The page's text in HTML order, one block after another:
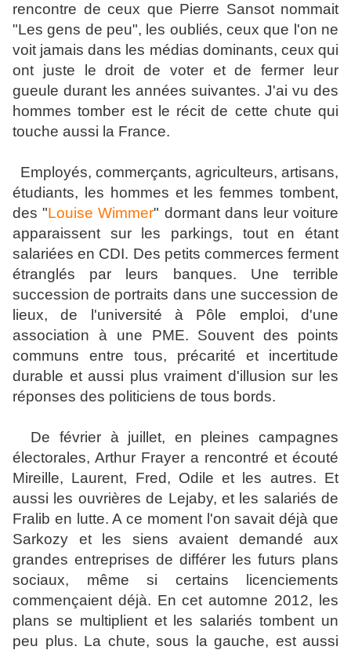
rencontre de ceux que Pierre Sansot nommait
"Les gens de peu", les oubliés, ceux que l'on ne
voit jamais dans les médias dominants, ceux qui
ont juste le droit de voter et de fermer leur
gueule durant les années suivantes. J'ai vu des
hommes tomber est le récit de cette chute qui
touche aussi la France.
Employés, commerçants, agriculteurs, artisans,
étudiants, les hommes et les femmes tombent,
des "Louise Wimmer" dormant dans leur voiture
apparaissent sur les parkings, tout en étant
salariées en CDI. Des petits commerces ferment
étranglés par leurs banques. Une terrible
succession de portraits dans une succession de
lieux, de l'université à Pôle emploi, d'une
association à une PME. Souvent des points
communs entre tous, précarité et incertitude
durable et aussi plus vraiment d'illusion sur les
réponses des politiciens de tous bords.
De février à juillet, en pleines campagnes
électorales, Arthur Frayer a rencontré et écouté
Mireille, Laurent, Fred, Odile et les autres. Et
aussi les ouvrières de Lejaby, et les salariés de
Fralib en lutte. A ce moment l'on savait déjà que
Sarkozy et les siens avaient demandé aux
grandes entreprises de différer les futurs plans
sociaux, même si certains licenciements
commençaient déjà. En cet automne 2012, les
plans se multiplient et les salariés tombent un
peu plus. La chute, sous la gauche, est aussi